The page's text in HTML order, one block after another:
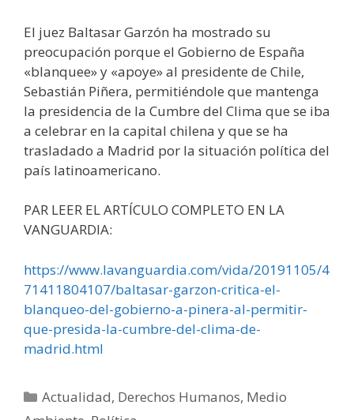
El juez Baltasar Garzón ha mostrado su
preocupación porque el Gobierno de España
«blanquee» y «apoye» al presidente de Chile,
Sebastián Piñera, permitiéndole que mantenga
la presidencia de la Cumbre del Clima que se iba
a celebrar en la capital chilena y que se ha
trasladado a Madrid por la situación política del
país latinoamericano.
PAR LEER EL ARTÍCULO COMPLETO EN LA
VANGUARDIA:
https://www.lavanguardia.com/vida/20191105/4
71411804107/baltasar-garzon-critica-el-
blanqueo-del-gobierno-a-pinera-al-permitir-
que-presida-la-cumbre-del-clima-de-
madrid.html
Categorías
Actualidad, Derechos Humanos, Medio